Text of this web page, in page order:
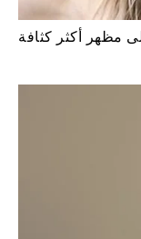
مظهر أكثر كثافة